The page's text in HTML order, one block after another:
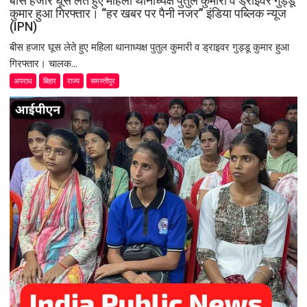
कुमार हुआ गिरफ्तार। “हर खबर पर पैनी नजर” इंडिया पब्लिक न्यूज
(IPN)
बीस हजार घूस लेते हुए महिला थानाध्यक्ष पुतुल कुमारी व ड्राइवर गुड्डू कुमार हुआ
गिरफ्तार। चालक...
अपराध बिहार राज्य समस्तीपुर